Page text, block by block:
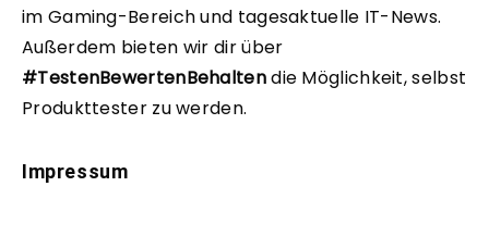
im Gaming-Bereich und tagesaktuelle IT-News.
Außerdem bieten wir dir über
#TestenBewertenBehaltendie Möglichkeit, selbst
Produkttester zu werden.
Impressum